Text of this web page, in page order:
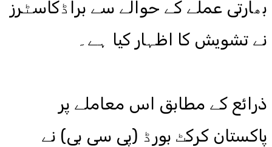
بھارتی عملے کے حوالے سے براڈکاسٹرز
نے تشویش کا اظہار کیا ہے۔
ذرائع کے مطابق اس معاملے پر
پاکستان کرکٹ بورڈ (پی سی بی) نے